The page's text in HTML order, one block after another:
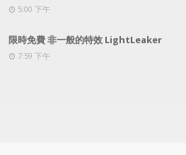
5:00 下午
限時免費 非一般的特效 LightLeaker
7:59 下午